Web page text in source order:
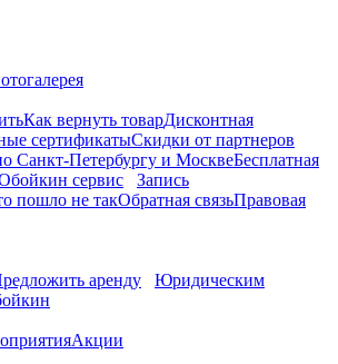
Как вернуть товарДисконтная
сертификатыСкидки от партнеров
Санкт-Петербургу и МосквеБесплатная
сервис
Запись
пошло не такОбратная связьПравовая
аренду
Юридическим
Акции